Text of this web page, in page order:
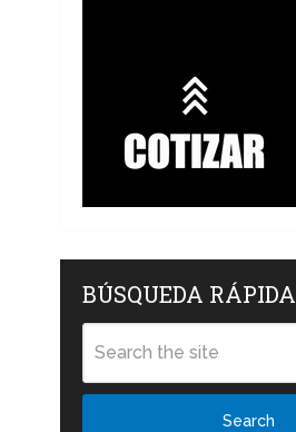
BÚSQUEDA RÁPIDA
Search